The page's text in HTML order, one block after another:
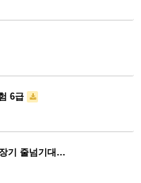
6급
기 줄넘기대…